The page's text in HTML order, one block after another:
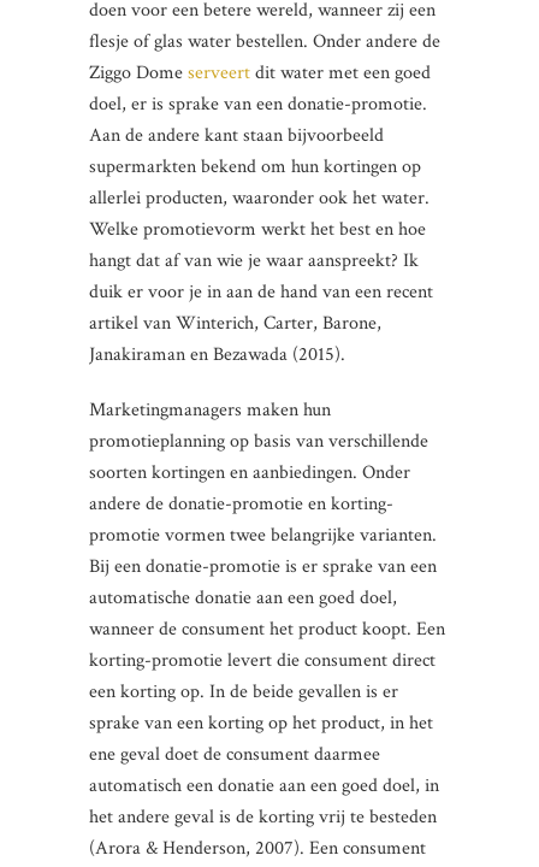
doen voor een betere wereld, wanneer zij een
flesje of glas water bestellen. Onder andere de
Ziggo Domeserveertdit water met een goed
doel, er is sprake van een donatie-promotie.
Aan de andere kant staan bijvoorbeeld
supermarkten bekend om hun kortingen op
allerlei producten, waaronder ook het water.
Welke promotievorm werkt het best en hoe
hangt dat af van wie je waar aanspreekt? Ik
duik er voor je in aan de hand van een recent
artikel van Winterich, Carter, Barone,
Janakiraman en Bezawada (2015).
Marketingmanagers maken hun
promotieplanning op basis van verschillende
soorten kortingen en aanbiedingen. Onder
andere de donatie-promotie en korting-
promotie vormen twee belangrijke varianten.
Bij een donatie-promotie is er sprake van een
automatische donatie aan een goed doel,
wanneer de consument het product koopt. Een
korting-promotie levert die consument direct
een korting op. In de beide gevallen is er
sprake van een korting op het product, in het
ene geval doet de consument daarmee
automatisch een donatie aan een goed doel, in
het andere geval is de korting vrij te besteden
(Arora & Henderson, 2007). Een consument